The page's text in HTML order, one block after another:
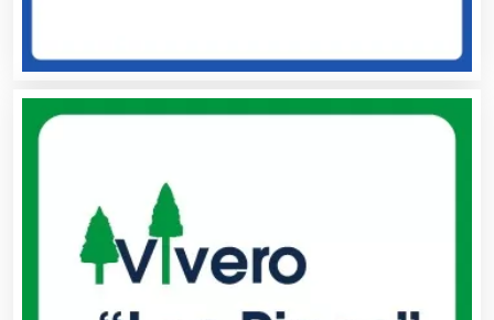
Análisis de Aguas